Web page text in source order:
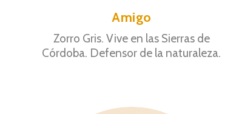
Amigo
Zorro Gris. Vive en las Sierras de
Córdoba. Defensor de la naturaleza.